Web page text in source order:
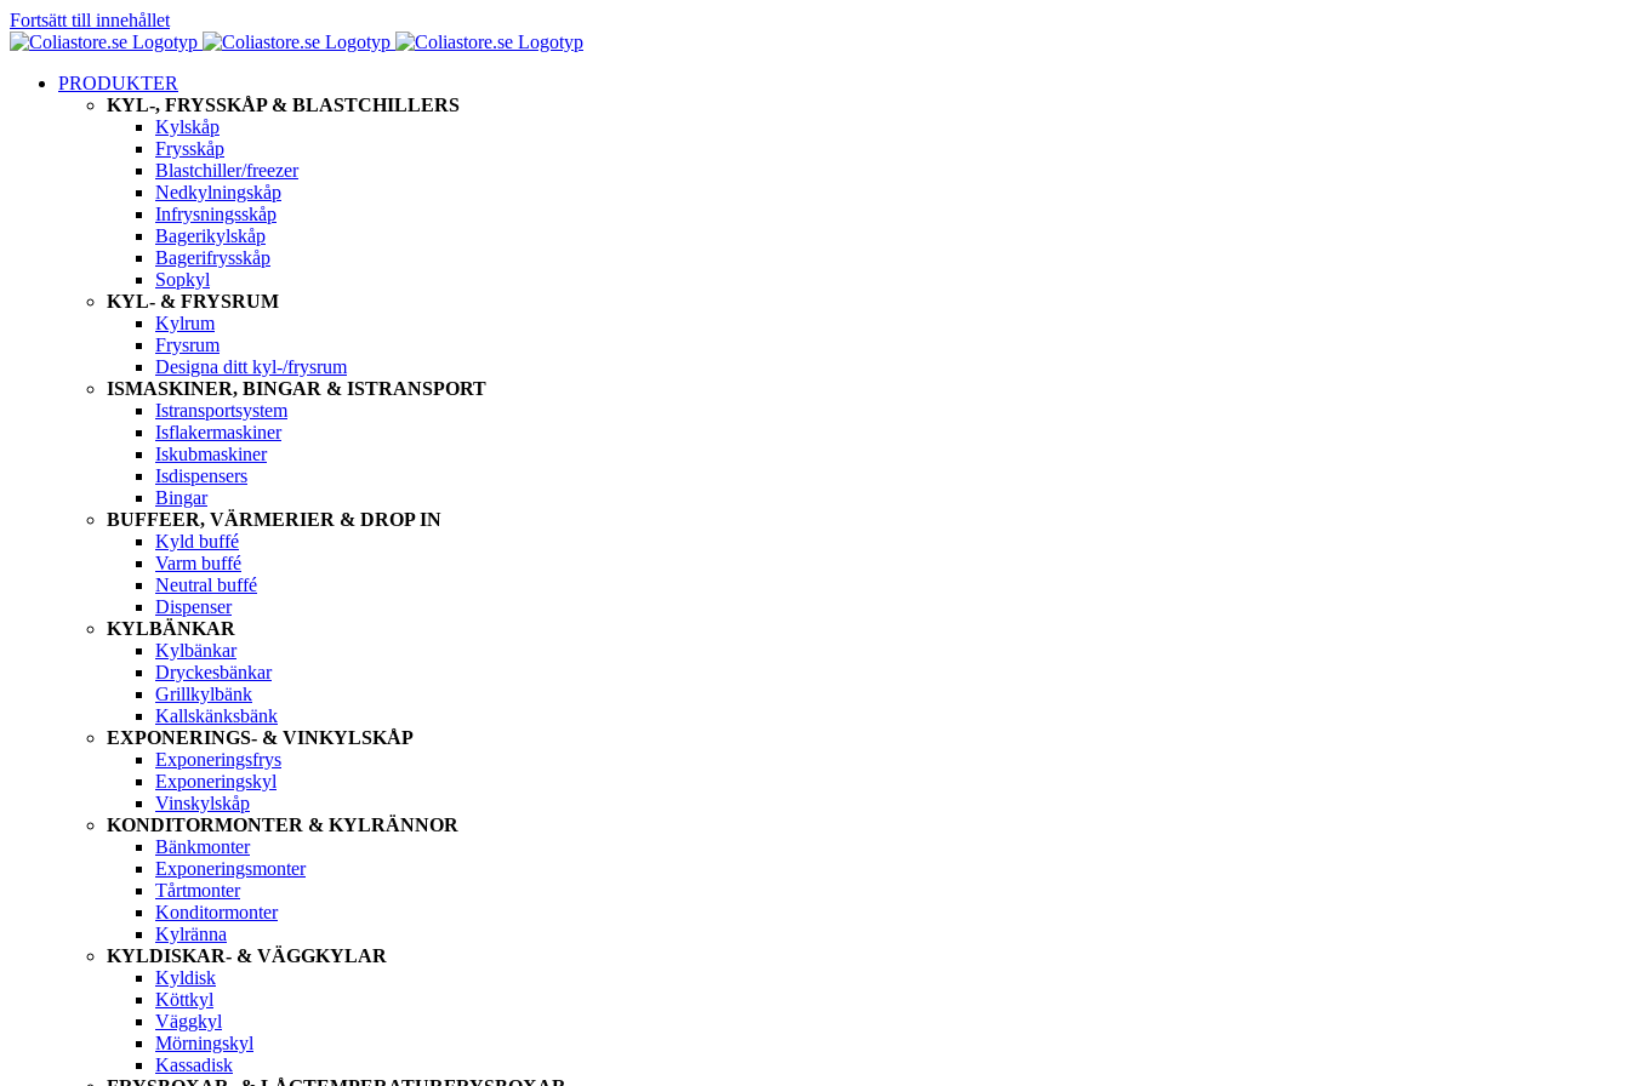
Fortsätt till innehållet
PRODUKTER
KYL-, FRYSSKÅP & BLASTCHILLERS
Kylskåp
Frysskåp
Blastchiller/freezer
Nedkylningskåp
Infrysningsskåp
Bagerikylskåp
Bagerifrysskåp
Sopkyl
KYL- & FRYSRUM
Kylrum
Frysrum
Designa ditt kyl-/frysrum
ISMASKINER, BINGAR & ISTRANSPORT
Istransportsystem
Isflakermaskiner
Iskubmaskiner
Isdispensers
Bingar
BUFFEER, VÄRMERIER & DROP IN
Kyld buffé
Varm buffé
Neutral buffé
Dispenser
KYLBÄNKAR
Kylbänkar
Dryckesbänkar
Grillkylbänk
Kallskänksbänk
EXPONERINGS- & VINKYLSKÅP
Exponeringsfrys
Exponeringskyl
Vinskylskåp
KONDITORMONTER & KYLRÄNNOR
Bänkmonter
Exponeringsmonter
Tårtmonter
Konditormonter
Kylränna
KYLDISKAR- & VÄGGKYLAR
Kyldisk
Köttkyl
Väggkyl
Mörningskyl
Kassadisk